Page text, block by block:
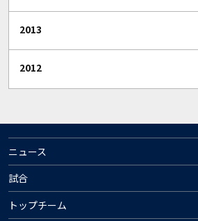
2013
2012
ニュース
試合
トップチーム